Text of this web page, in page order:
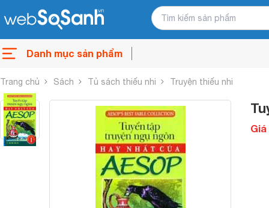
Danh mục sản phẩm
Trang chủ Sách Tủ sách thiếu nhi Truyện thiếu nhi